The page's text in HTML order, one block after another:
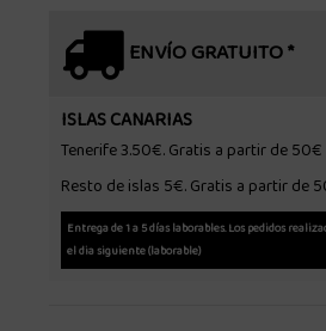
ENVÍO GRATUITO *
ISLAS CANARIAS
Tenerife 3.50€. Gratis a partir de 50€
Resto de islas 5€. Gratis a partir de
Entrega de 1 a 5 días laborables. Los pedidos
el dia siguiente (laborable)